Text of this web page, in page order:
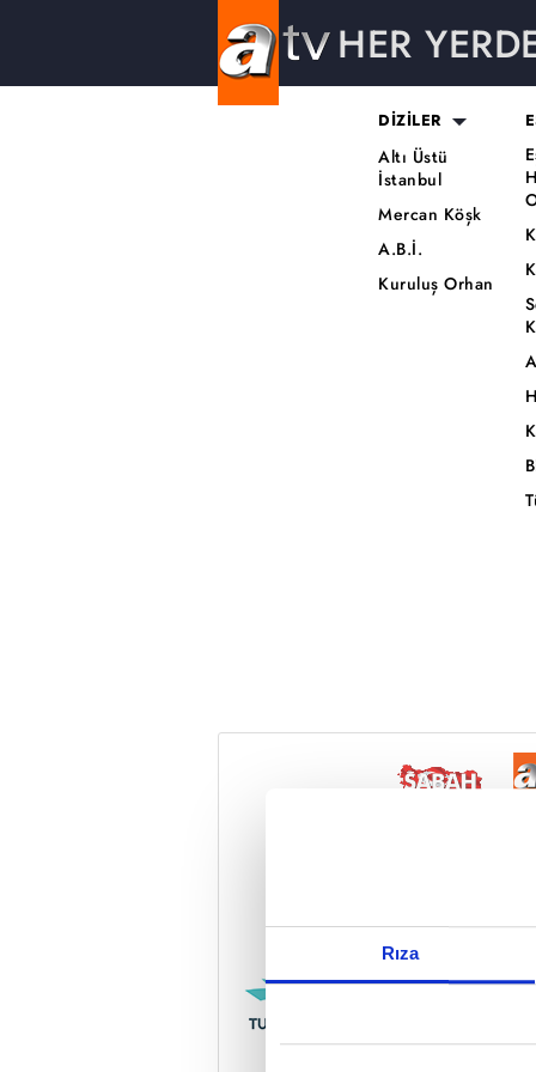
Rıza
Reddet
HER
DİZİLER
Altı Üstü
İstanbul
Mercan Köşk
A.B.İ.
Kuruluş Orhan